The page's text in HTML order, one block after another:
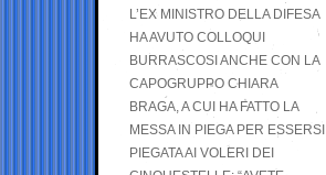
L’EX MINISTRO DELLA DIFESA
HA AVUTO COLLOQUI
BURRASCOSI ANCHE CON LA
CAPOGRUPPO CHIARA
BRAGA, A CUI HA FATTO LA
MESSA IN PIEGA PER ESSERSI
PIEGATA AI VOLERI DEI